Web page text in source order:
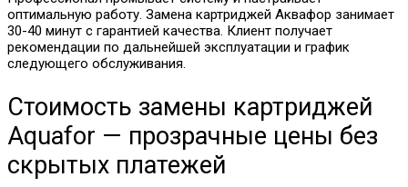
оптимальную работу. Замена картриджей Аквафор занимает
30-40 минут с гарантией качества. Клиент получает
рекомендации по дальнейшей эксплуатации и график
следующего обслуживания.
Стоимость замены картриджей
Aquafor — прозрачные цены без
скрытых платежей